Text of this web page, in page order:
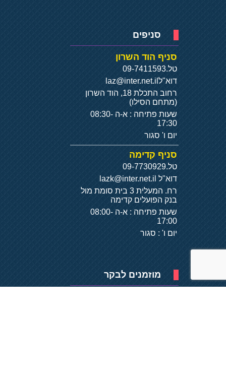
סניפים
סניף הוד השרון
טל.09-7411593
דוא"ל laz@inter.net.il
רחוב התכלת 18, הוד השרון
(מתחם הסילו)
שעות פתיחה : א-ה 08:30-
17:30
יום ו' סגור
סניף קדימה
טל.09-7730929
דוא"ל
רח. המעלית 3 בית סומת מול
בנק הפועלים קדימה
שעות פתיחה : א-ה 08:00-
17:00
יום ו' : סגור
מוזמנים לבקר